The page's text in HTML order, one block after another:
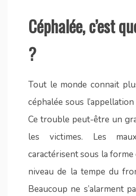
Céphalée, c’est
?
Tout le monde connait
céphalée sous
Ce trouble peut-être un
les victimes. Les
caractérisent sous la forme
niveau de la tempe du
Beaucoup ne s’alarment